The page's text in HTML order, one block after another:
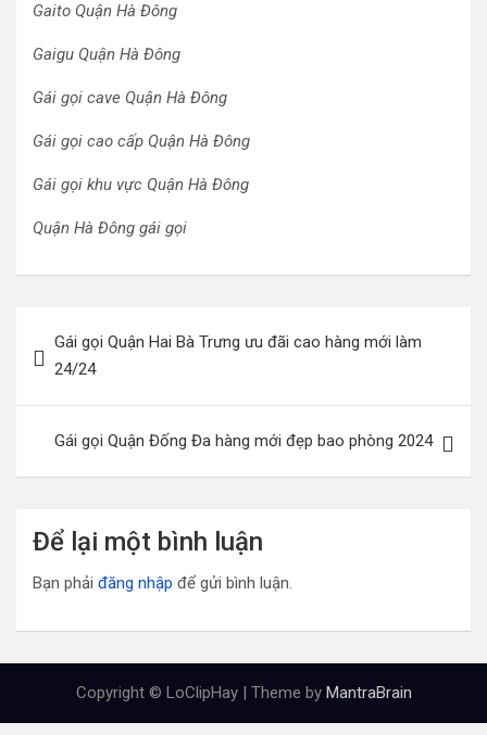
Gaito Quận Hà Đông
Gaigu Quận Hà Đông
Gái gọi cave Quận Hà Đông
Gái gọi cao cấp Quận Hà Đông
Gái gọi khu vực Quận Hà Đông
Quận Hà Đông gái gọi
hướng
viết
Gái gọi Quận Hai Bà Trưng ưu đãi cao hàng mới làm
24/24
Gái gọi Quận Đống Đa hàng mới đẹp bao phòng 2024
Để lại một bình luận
Bạn phải đăng nhập để gửi bình luận.
Copyright © LoClipHay | Theme by MantraBrain